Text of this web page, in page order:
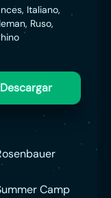
Italiano,
Ruso,
Descargar
Camp